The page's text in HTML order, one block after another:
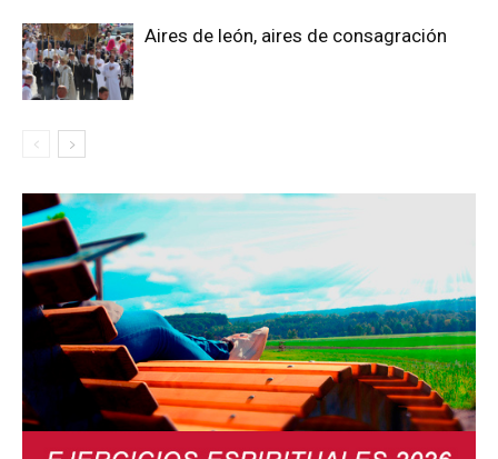
Aires de león, aires de consagración